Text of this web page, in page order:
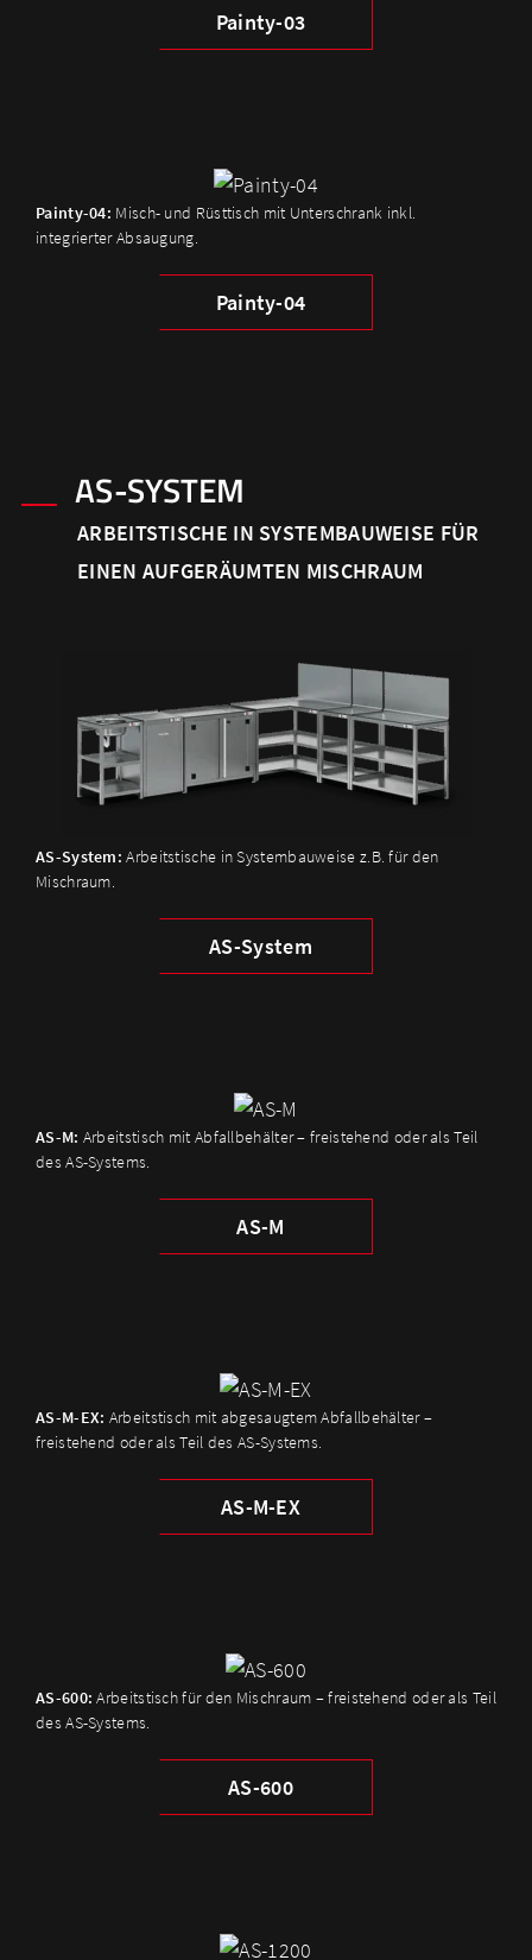
Painty-03
Painty-04: Misch- und Rüsttisch mit Unterschrank inkl.
integrierter Absaugung.
Painty-04
AS-SYSTEM
ARBEITSTISCHE IN SYSTEMBAUWEISE FÜR
EINEN AUFGERÄUMTEN MISCHRAUM
AS-System: Arbeitstische in Systembauweise z.B. für den
Mischraum.
AS-System
AS-M: Arbeitstisch mit Abfallbehälter – freistehend oder als Teil
des AS-Systems.
AS-M
AS-M-EX: Arbeitstisch mit abgesaugtem Abfallbehälter –
freistehend oder als Teil des AS-Systems.
AS-M-EX
AS-600: Arbeitstisch für den Mischraum – freistehend oder als Teil
des AS-Systems.
AS-600